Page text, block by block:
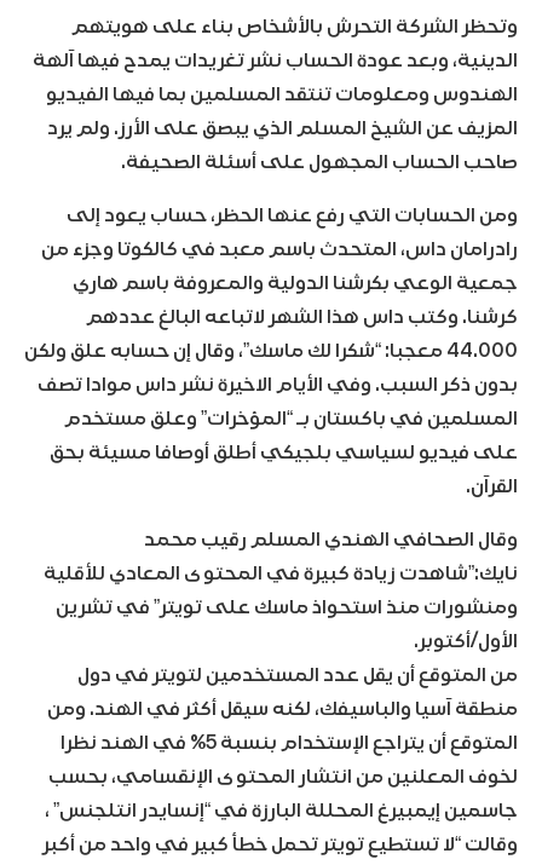
وتحظر الشركة التحرش بالأشخاص بناء على هويتهم
الدينية، وبعد عودة الحساب نشر تغريدات يمدح فيها آلهة
الهندوس ومعلومات تنتقد المسلمين بما فيها الفيديو
المزيف عن الشيخ المسلم الذي يبصق على الأرز. ولم يرد
صاحب الحساب المجهول على أسئلة الصحيفة.
ومن الحسابات التي رفع عنها الحظر، حساب يعود إلى
رادرامان داس، المتحدث باسم معبد في كالكوتا وجزء من
جمعية الوعي بكرشنا الدولية والمعروفة باسم هاري
كرشنا. وكتب داس هذا الشهر لاتباعه البالغ عددهم
44.000 معجبا: “شكرا لك ماسك”، وقال إن حسابه علق ولكن
بدون ذكر السبب. وفي الأيام الاخيرة نشر داس موادا تصف
المسلمين في باكستان بـ “المؤخرات” وعلق مستخدم
على فيديو لسياسي بلجيكي أطلق أوصافا مسيئة بحق
القرآن.
وقال الصحافي الهندي المسلم رقيب محمد
نايك:”شاهدت زيادة كبيرة في المحتوى المعادي للأقلية
ومنشورات منذ استحواذ ماسك على تويتر” في تشرين
الأول/أكتوبر.
من المتوقع أن يقل عدد المستخدمين لتويتر في دول
منطقة آسيا والباسيفك، لكنه سيقل أكثر في الهند. ومن
المتوقع أن يتراجع الإستخدام بنسبة 5% في الهند نظرا
لخوف المعلنين من انتشار المحتوى الإنقسامي، بحسب
جاسمين إيمبيرغ المحللة البارزة في “إنسايدر انتلجنس” ،
وقالت “لا تستطيع تويتر تحمل خطأ كبير في واحد من أكبر